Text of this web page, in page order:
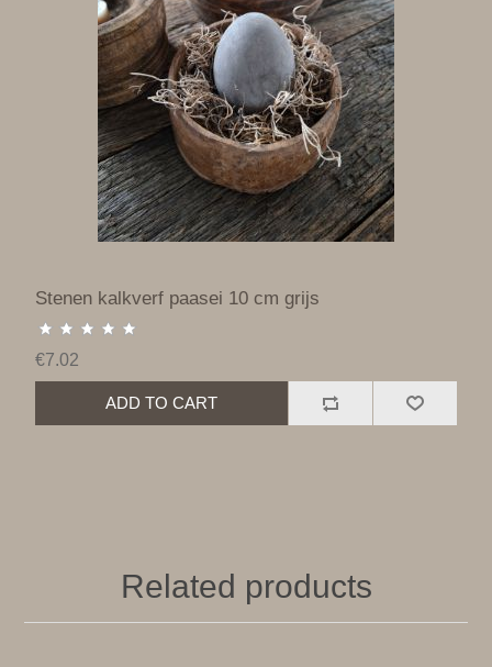
Stenen kalkverf paasei 10 cm grijs
€7.02
ADD TO CART
Related products